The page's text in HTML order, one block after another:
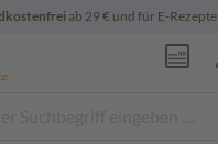
ab 29 € und für E-Rezepte